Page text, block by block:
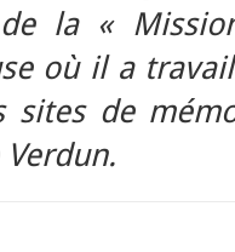
la «
où il a
sites de